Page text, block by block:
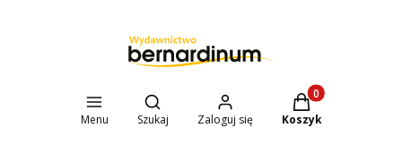
Menu
Otwórz wyszukiwarkę
Szukaj Zaloguj się
Produkty w
Koszyk